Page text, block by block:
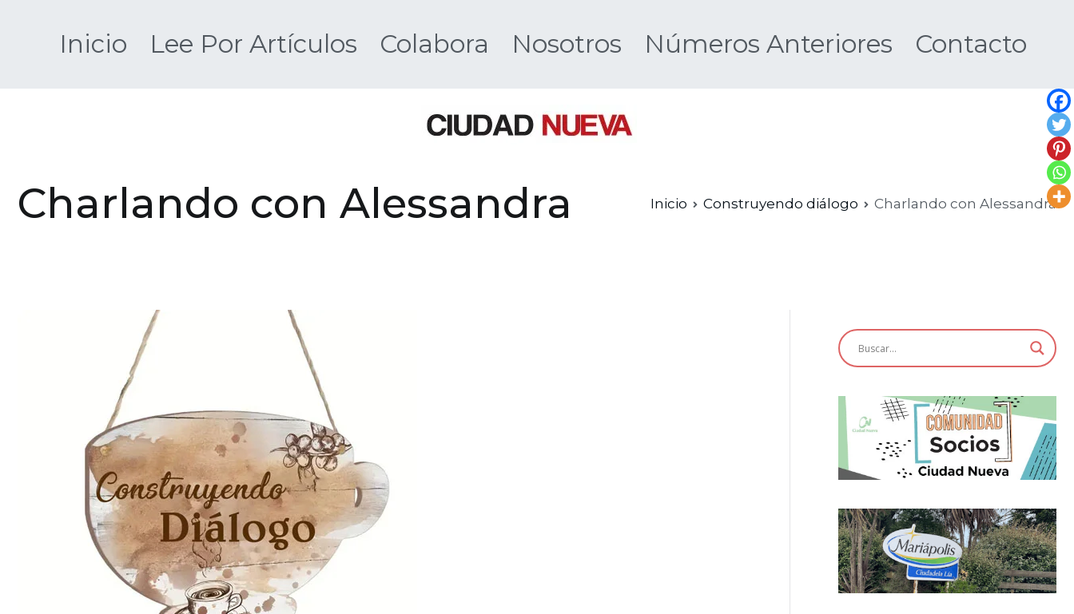
Inicio Lee Por Artículos Colabora Nosotros Números Anteriores Contacto
Charlando con Alessandra Inicio Construyendo diálogo Charlando con Alessandra